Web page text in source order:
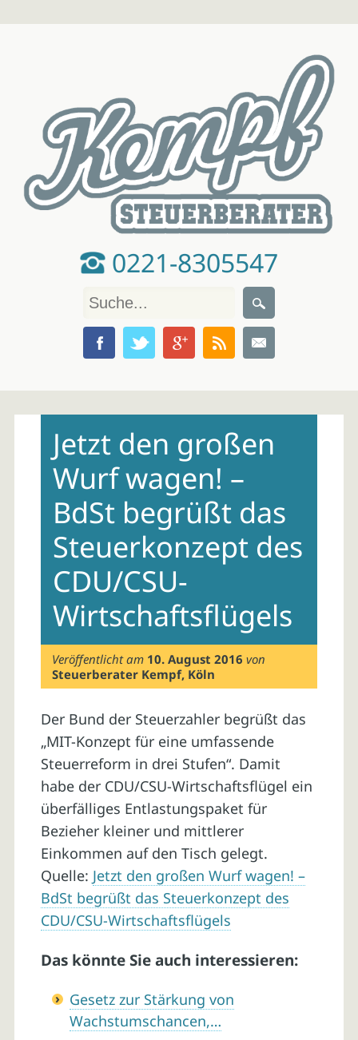
0221-8305547
contentJetzt den großen
Wurf wagen! –
BdSt begrüßt das
Steuerkonzept des
CDU/CSU-
Wirtschaftsflügels
Veröffentlicht am 10. August 2016 von
Steuerberater Kempf, Köln
Der Bund der Steuerzahler begrüßt das
„MIT-Konzept für eine umfassende
Steuerreform in drei Stufen“. Damit
habe der CDU/CSU-Wirtschaftsflügel ein
überfälliges Entlastungspaket für
Bezieher kleiner und mittlerer
Einkommen auf den Tisch gelegt.
Quelle: Jetzt den großen Wurf wagen! –
BdSt begrüßt das Steuerkonzept des
CDU/CSU-Wirtschaftsflügels
Das könnte Sie auch interessieren:
Gesetz zur Stärkung von
Wachstumschancen,…